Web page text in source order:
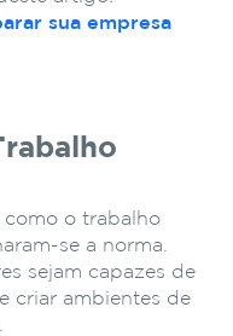
sua empresa
, como o trabalho
se a norma.
sejam capazes de
criar ambientes de